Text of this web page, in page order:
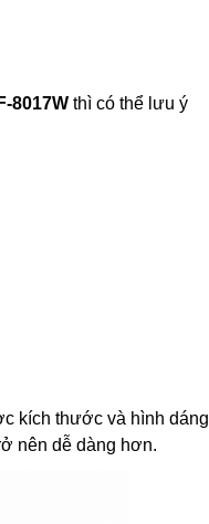
8017W thì có thể lưu ý
kích thước và hình dáng
nên dễ dàng hơn.